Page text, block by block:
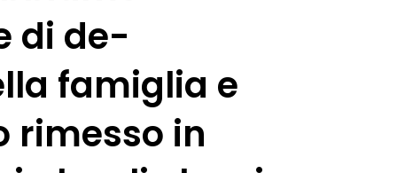
di de-
famiglia e
rimesso in